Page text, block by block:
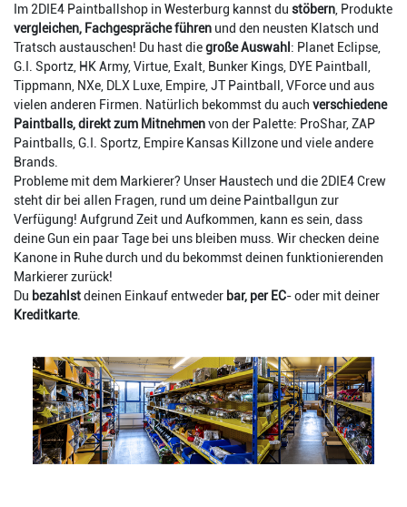
Im 2DIE4 Paintballshop in Westerburg kannst du stöbern , Produkte
vergleichen, Fachgespräche führen und den neusten Klatsch und
Tratsch austauschen! Du hast diegroße Auswahl : Planet Eclipse,
G.I. Sportz, HK Army, Virtue, Exalt, Bunker Kings, DYE Paintball,
Tippmann, NXe, DLX Luxe, Empire, JT Paintball, VForce und aus
vielen anderen Firmen. Natürlich bekommst du auch verschiedene
Paintballs, direkt zum Mitnehmenvon der Palette: ProShar, ZAP
Paintballs, G.I. Sportz, Empire Kansas Killzone und viele andere
Brands.
Probleme mit dem Markierer? Unser Haustech und die 2DIE4 Crew
steht dir bei allen Fragen, rund um deine Paintballgun zur
Verfügung! Aufgrund Zeit und Aufkommen, kann es sein, dass
deine Gun ein paar Tage bei uns bleiben muss. Wir checken deine
Kanone in Ruhe durch und du bekommst deinen funktionierenden
Markierer zurück!
Du bezahlstdeinen Einkauf entweder bar, per EC- oder mit deiner
Kreditkarte.